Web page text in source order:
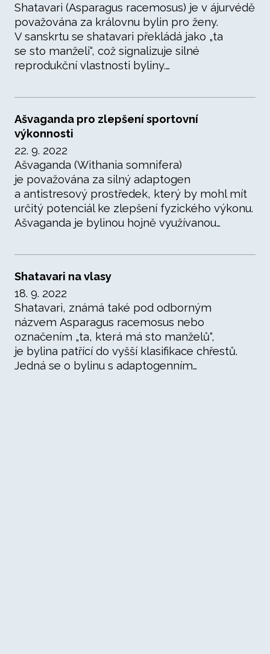
Shatavari (Asparagus racemosus) je v ájurvédě
považována za královnu bylin pro ženy.
V sanskrtu se shatavari překládá jako „ta
se sto manželi“, což signalizuje silné
reprodukční vlastnosti byliny.…
Ašvaganda pro zlepšení sportovní
výkonnosti
22. 9. 2022
Ašvaganda (Withania somnifera)
je považována za silný adaptogen
a antistresový prostředek, který by mohl mít
určitý potenciál ke zlepšení fyzického výkonu.
Ašvaganda je bylinou hojně využívanou…
Shatavari na vlasy
18. 9. 2022
Shatavari, známá také pod odborným
názvem Asparagus racemosus nebo
označením „ta, která má sto manželů“,
je bylina patřící do vyšší klasifikace chřestů.
Jedná se o bylinu s adaptogenním…